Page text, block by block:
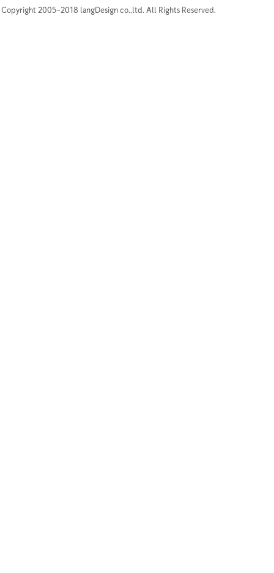
Copyright 2005–2018 langDesign co.,ltd. All Rights Reserved.